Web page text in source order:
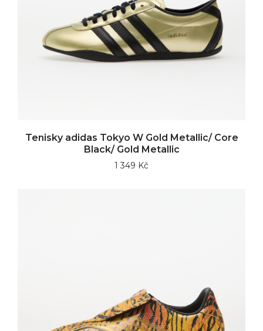
Tenisky adidas Tokyo W Gold Metallic/ Core
Black/ Gold Metallic
1 349 Kč